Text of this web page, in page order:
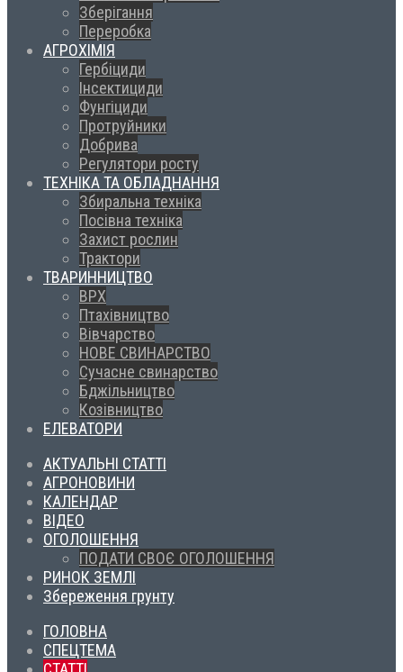
Зберігання
Переробка
АГРОХІМІЯ
Гербіциди
Інсектициди
Фунгіциди
Протруйники
Добрива
Регулятори росту
ТЕХНІКА ТА ОБЛАДНАННЯ
Збиральна техніка
Посівна техніка
Захист рослин
Трактори
ТВАРИННИЦТВО
ВРХ
Птахівництво
Вівчарство
НОВЕ СВИНАРСТВО
Сучасне свинарство
Бджільництво
Козівництво
ЕЛЕВАТОРИ
АКТУАЛЬНІ СТАТТІ
АГРОНОВИНИ
КАЛЕНДАР
ВІДЕО
ОГОЛОШЕННЯ
ПОДАТИ СВОЄ ОГОЛОШЕННЯ
РИНОК ЗЕМЛІ
Збереження грунту
ГОЛОВНА
СПЕЦТЕМА